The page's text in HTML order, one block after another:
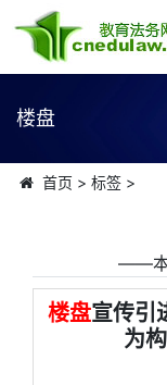
楼盘
首页 > 标签>
――本
楼盘宣传引
为